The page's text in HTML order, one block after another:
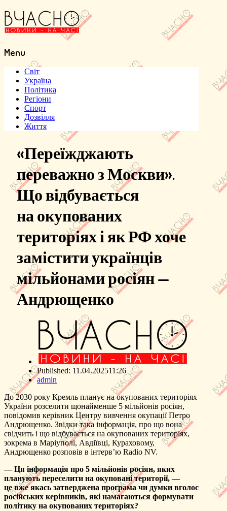
Menu
Menu
Світ
Україна
Політика
Регіони
Спорт
Дозвілля
Життя
«Переїжджають
переважно з Москви».
Що відбувається
на окупованих
територіях і як РФ хоче
замістити українців
мільйонами росіян —
Андрющенко
Published: 11.04.202511:26
Author
admin
До 2030 року Кремль планує на окупованих територіях
України розселити щонайменше 5 мільйонів росіян,
повідомив керівник Центру вивчення окупації Петро
Андрющенко. Звідки така інформація, про що вона
свідчить і що відбувається на окупованих територіях,
зокрема в Маріуполі, Авдіївці, Кураховому,
Андрющенко розповів в інтерв’ю Radio NV.
— Ця інформація про 5 мільйонів росіян, яких
планують переселити на окуповані території, —
це вже якась затверджена програма чи думки вголос
російських керівників, які намагаються формувати
політику на окупованих територіях?